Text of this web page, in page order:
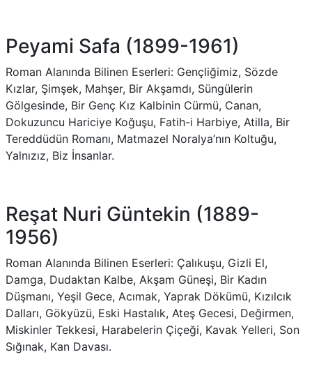
Peyami Safa (1899-1961)
Roman Alanında Bilinen Eserleri: Gençliğimiz, Sözde
Kızlar, Şimşek, Mahşer, Bir Akşamdı, Süngülerin
Gölgesinde, Bir Genç Kız Kalbinin Cürmü, Canan,
Dokuzuncu Hariciye Koğuşu, Fatih-i Harbiye, Atilla, Bir
Tereddüdün Romanı, Matmazel Noralya’nın Koltuğu,
Yalnızız, Biz İnsanlar.
Reşat Nuri Güntekin (1889-
1956)
Roman Alanında Bilinen Eserleri: Çalıkuşu, Gizli El,
Damga, Dudaktan Kalbe, Akşam Güneşi, Bir Kadın
Düşmanı, Yeşil Gece, Acımak, Yaprak Dökümü, Kızılcık
Dalları, Gökyüzü, Eski Hastalık, Ateş Gecesi, Değirmen,
Miskinler Tekkesi, Harabelerin Çiçeği, Kavak Yelleri, Son
Sığınak, Kan Davası.